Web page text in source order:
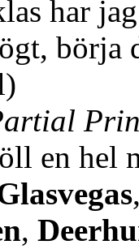
har
börja
en hel
,